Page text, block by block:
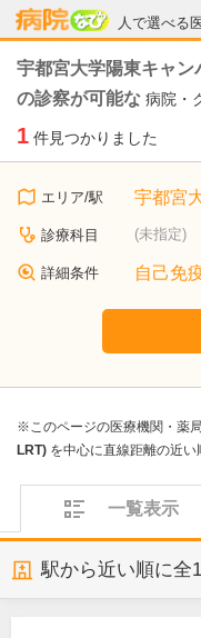
人で選べる
病院なび
宇都宮大学陽東キャン
の診察が可能な 病院・
1 件見つかりました
エリア/駅 宇都宮
診療科目 (未指定)
詳細条件 自己免
※このページの医療機関・薬
LRT) を中心に直線距離の近
一覧表示
駅から近い順に全1